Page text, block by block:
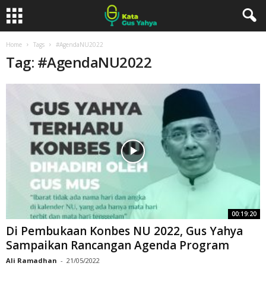
Home Tags #AgendaNU2022
Tag: #AgendaNU2022
00:19:20
Di Pembukaan Konbes NU 2022, Gus Yahya
Sampaikan Rancangan Agenda Program
Ali Ramadhan - 21/05/2022